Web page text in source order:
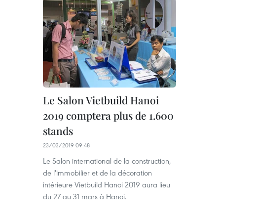
Le Salon Vietbuild Hanoi
2019 comptera plus de 1.600
stands
23/03/2019 09:48
Le Salon international de la construction,
de l'immobilier et de la décoration
intérieure Vietbuild Hanoi 2019 aura lieu
du 27 au 31 mars à Hanoi.